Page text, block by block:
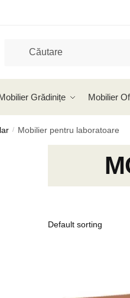
Grădinițe Mobilier
/ Mobilier pentru laboratoare